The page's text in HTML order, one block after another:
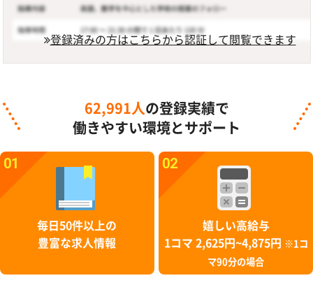
登録済みの方はこちらから認証して閲覧できます
62,991人 の登録実績で
働きやすい環境とサポート
01
毎日50件以上の
豊富な求人情報
02
嬉しい高給与
1コマ 2,625円~4,875円
※1コ
マ90分の場合